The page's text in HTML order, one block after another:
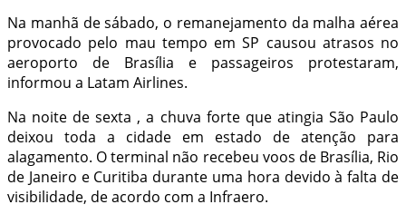
Na manhã de sábado, o remanejamento da malha aérea
provocado pelo mau tempo em SP causou atrasos no
aeroporto de Brasília e passageiros protestaram,
informou a Latam Airlines.
Na noite de sexta , a chuva forte que atingia São Paulo
deixou toda a cidade em estado de atenção para
alagamento. O terminal não recebeu voos de Brasília, Rio
de Janeiro e Curitiba durante uma hora devido à falta de
visibilidade, de acordo com a Infraero.